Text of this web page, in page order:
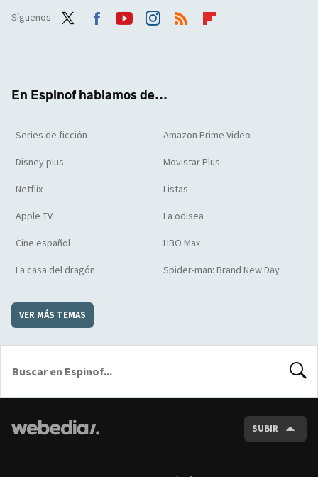
Síguenos
En Espinof hablamos de...
Series de ficción Amazon Prime Video
Disney plus Movistar Plus
Netflix Listas
Apple TV La odisea
Cine español HBO Max
La casa del dragón Spider-man: Brand New Day
VER MÁS TEMAS
SUBIR